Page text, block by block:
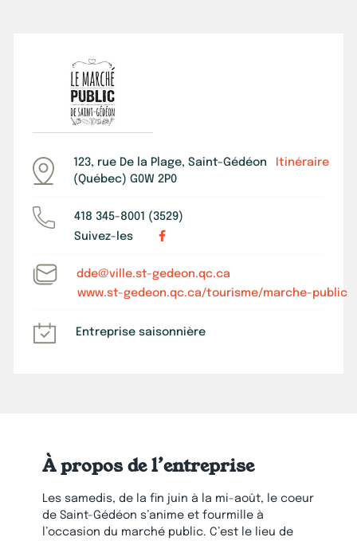
123, rue De la Plage, Saint-Gédéon
(Québec) G0W 2P0
Itinéraire
418 345-8001 (3529)
Suivez-les
dde@ville.st-gedeon.qc.ca
www.st-gedeon.qc.ca/tourisme/marche-public
Entreprise saisonnière
À propos de l’entreprise
Les samedis, de la fin juin à la mi-août, le coeur
de Saint-Gédéon s’anime et fourmille à
l’occasion du marché public. C’est le lieu de